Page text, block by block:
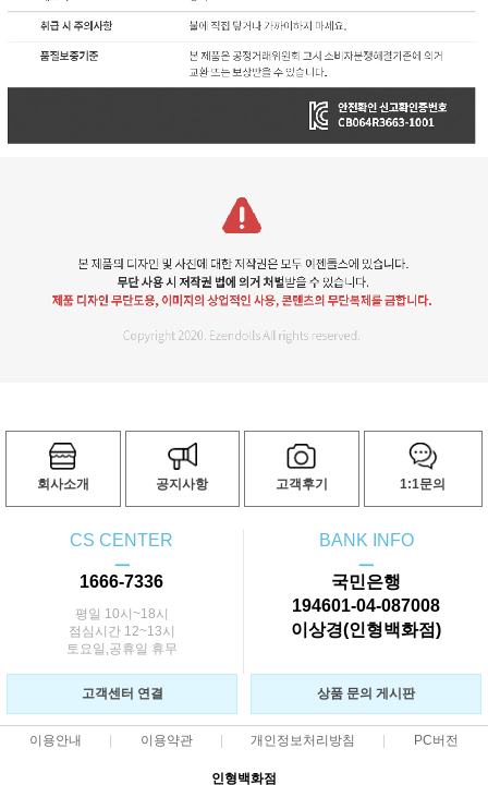
회사소개 공지사항 고객후기 1:1문의
CS CENTER
ㅡ
1666-7336
평일 10시~18시
점심시간 12~13시
토요일,공휴일 휴무
BANK INFO
ㅡ
국민은행
194601-04-087008
이상경(인형백화점)
고객센터 연결 상품 문의 게시판
이용안내 이용약관 개인정보처리방침 PC버전
인형백화점